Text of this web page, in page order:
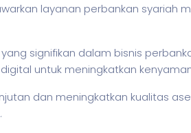
layanan perbankan syariah
signifikan dalam bisnis
untuk meningkatkan
dan meningkatkan kualitas